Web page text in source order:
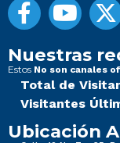
Nuestras
Estos No son canales
Total de
Visitantes
Ubicación